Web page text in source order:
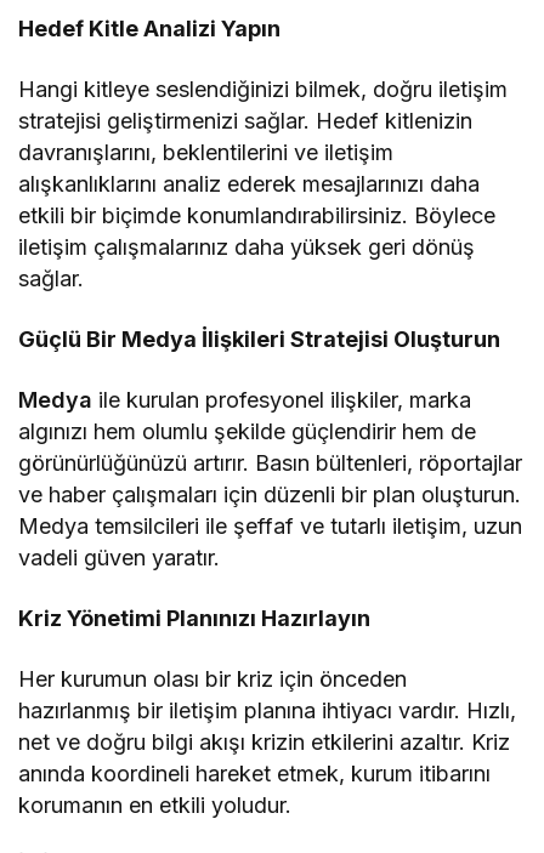
Hedef Kitle Analizi Yapın
Hangi kitleye seslendiğinizi bilmek, doğru iletişim
stratejisi geliştirmenizi sağlar. Hedef kitlenizin
davranışlarını, beklentilerini ve iletişim
alışkanlıklarını analiz ederek mesajlarınızı daha
etkili bir biçimde konumlandırabilirsiniz. Böylece
iletişim çalışmalarınız daha yüksek geri dönüş
sağlar.
Güçlü Bir Medya İlişkileri Stratejisi Oluşturun
Medya ile kurulan profesyonel ilişkiler, marka
algınızı hem olumlu şekilde güçlendirir hem de
görünürlüğünüzü artırır. Basın bültenleri, röportajlar
ve haber çalışmaları için düzenli bir plan oluşturun.
Medya temsilcileri ile şeffaf ve tutarlı iletişim, uzun
vadeli güven yaratır.
Kriz Yönetimi Planınızı Hazırlayın
Her kurumun olası bir kriz için önceden
hazırlanmış bir iletişim planına ihtiyacı vardır. Hızlı,
net ve doğru bilgi akışı krizin etkilerini azaltır. Kriz
anında koordineli hareket etmek, kurum itibarını
korumanın en etkili yoludur.